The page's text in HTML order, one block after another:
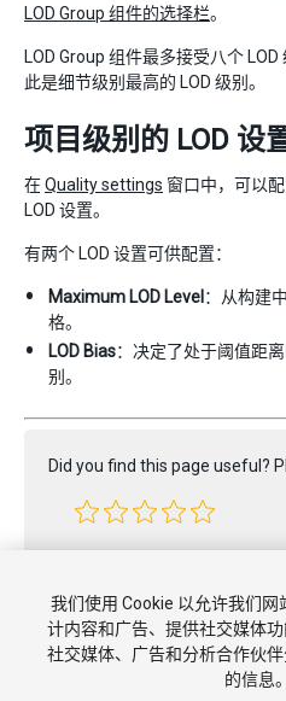
LOD Group 组件的选择栏。
LOD Group 组件最多接受八个 LOD
此是细节级别最高的 LOD 级别。
项目级别的 LOD 设
在Quality settings 窗口中，可以
LOD 设置。
有两个 LOD 设置可供配置：
Maximum LOD Level ：从构建
格。
LOD Bias：决定了处于阈值距
别。
Did you find this page useful?
我们使用 Cookie 以允许我们
计内容和广告、提供社交媒体
社交媒体、广告和分析合作伙
的信息。